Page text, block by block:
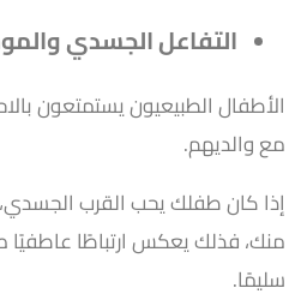
التفاعل الجسدي
الأطفال الطبيعيون يستمتعون
مع والديهم.
إذا كان طفلك يحب القرب الجسدي،
منك، فذلك يعكس ارتباطًا عاطفيًا
سليمًا.